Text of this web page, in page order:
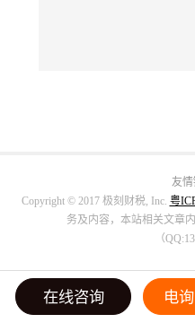
友情
Copyright © 2017 极刻财税, Inc. 粤
务及内容，本站相关文章
（
在线咨询 电